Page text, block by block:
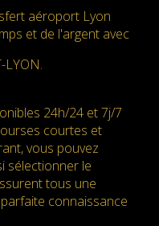
aéroport Lyon
et de l'argent avec
LYON.
24h/24 et 7j/7
courtes et
vous pouvez
sélectionner le
tous une
connaissance